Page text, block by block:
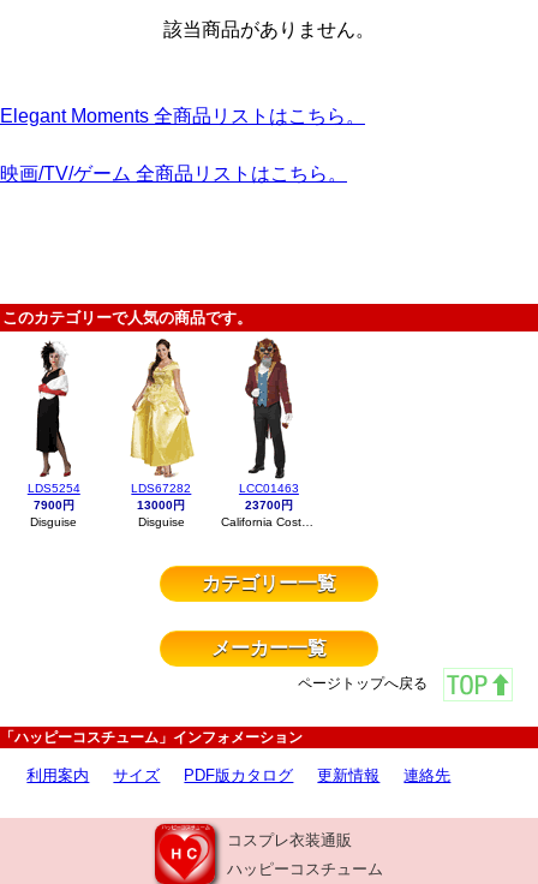
該当商品がありません。
Elegant Moments 全商品リストはこちら。
映画/TV/ゲーム 全商品リストはこちら。
このカテゴリーで人気の商品です。
LDS5254
7900円
Disguise
LDS67282
13000円
Disguise
LCC01463
23700円
California Costumes
カテゴリー一覧
メーカー一覧
ページトップへ戻る
「ハッピーコスチューム」インフォメーション
利用案内 サイズ PDF版カタログ 更新情報 連絡先
コスプレ衣装通販
ハッピーコスチューム